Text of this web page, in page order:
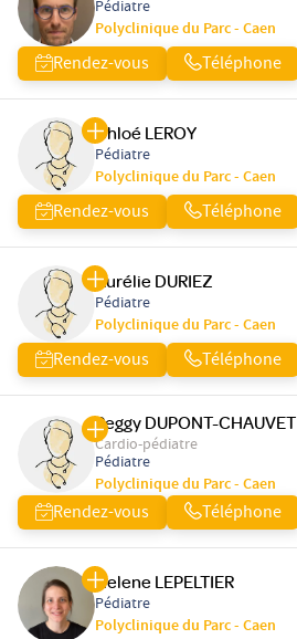
Pédiatre
Polyclinique du Parc - Caen
Rendez-vous Téléphone
Chloé LEROY
Pédiatre
Polyclinique du Parc - Caen
Rendez-vous Téléphone
Aurélie DURIEZ
Pédiatre
Polyclinique du Parc - Caen
Rendez-vous Téléphone
Peggy DUPONT-CHAUVET
Cardio-pédiatre
Pédiatre
Polyclinique du Parc - Caen
Rendez-vous Téléphone
Helene LEPELTIER
Pédiatre
Polyclinique du Parc - Caen